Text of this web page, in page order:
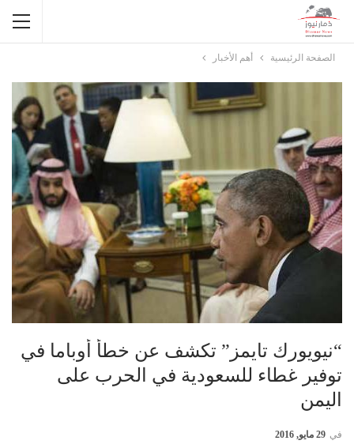
الصفحة الرئيسية أهم الأخبار
“نيويورك تايمز” تكشف عن خطأ أوباما في
توفير غطاء للسعودية في الحرب على
اليمن
في 29 مايو, 2016